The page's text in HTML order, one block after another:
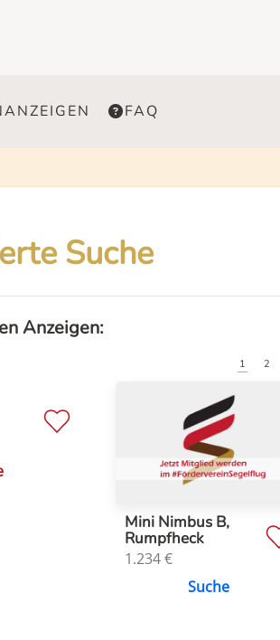
FAQ
Suche
Anzeigen:
1 2
Mini Nimbus B,
Rumpfheck
1.234€
Suche